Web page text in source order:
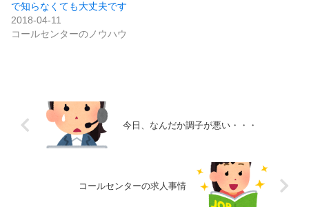
で知らなくても大丈夫です
2018-04-11
コールセンターのノウハウ
今日、なんだか調子が悪い・・・
コールセンターの求人事情